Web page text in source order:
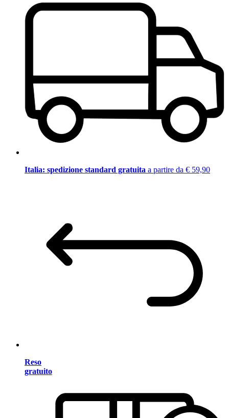
Italia: spedizione standard gratuita a partire da € 59,90
Reso
gratuito